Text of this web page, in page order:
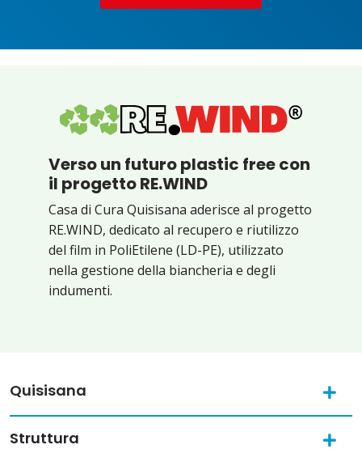
Verso un futuro plastic free con
il progetto RE.WIND
Casa di Cura Quisisana aderisce al progetto
RE.WIND, dedicato al recupero e riutilizzo
del film in PoliEtilene (LD-PE), utilizzato
nella gestione della biancheria e degli
indumenti.
Quisisana
Struttura